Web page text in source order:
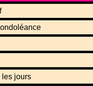
les jours